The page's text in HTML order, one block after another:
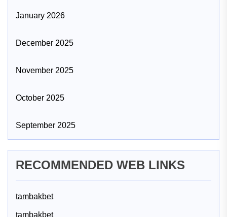
January 2026
December 2025
November 2025
October 2025
September 2025
RECOMMENDED WEB LINKS
tambakbet
tambakbet